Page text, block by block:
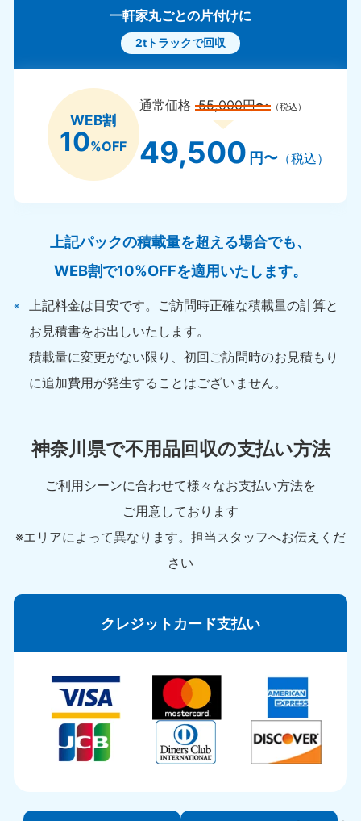
一軒家丸ごとの片付けに
2tトラックで回収
WEB割
10%OFF
通常価格55,000円〜 （税込）
49,500 円〜（税込）
上記パックの積載量を超える場合でも、
WEB割で10%OFFを適用いたします。
上記料金は目安です。ご訪問時正確な積載量の計算と
お見積書をお出しいたします。
積載量に変更がない限り、初回ご訪問時のお見積もり
に追加費用が発生することはございません。
神奈川県で不用品回収の支払い方法
ご利用シーンに合わせて様々なお支払い方法を
ご用意しております
※エリアによって異なります。担当スタッフへお伝えくだ
さい
クレジットカード支払い